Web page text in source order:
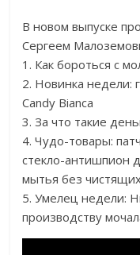
В новом выпуске
Сергеем
1. Как бороться с
2. Новинка недели:
Candy Bianca
3. За что такие
4. Чудо-товары:
стекло-антишпион
мытья без
5. Умелец недели:
производству